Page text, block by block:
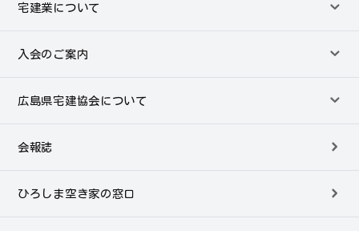
宅建業について
入会のご案内
広島県宅建協会について
会報誌
ひろしま空き家の窓口